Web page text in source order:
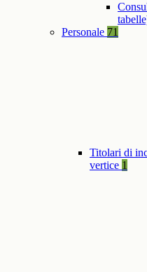
Personale 71
Titolari di
vertice 1